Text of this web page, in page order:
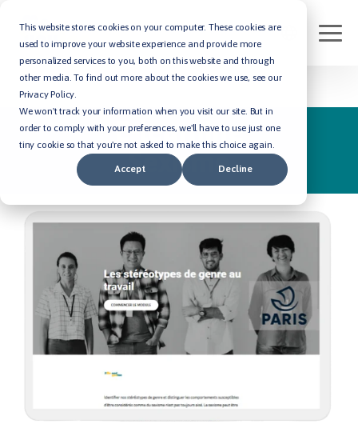
This website stores cookies on your computer. These cookies are
used to improve your website experience and provide more
personalized services to you, both on this website and through
other media. To find out more about the cookies we use, see our
Privacy Policy.
We won't track your information when you visit our site. But in
order to comply with your preferences, we'll have to use just one
tiny cookie so that you're not asked to make this choice again.
Accept Decline
E-learning
Sexisme